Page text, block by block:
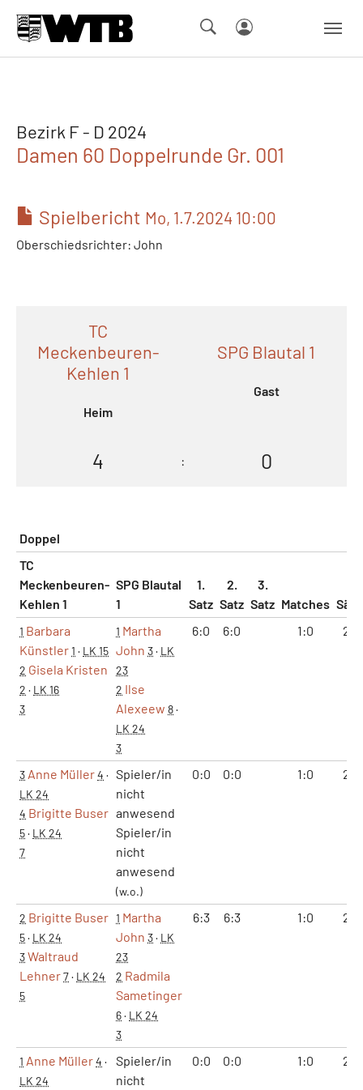
Bezirk F - D 2024
Damen 60 Doppelrunde Gr. 001
Spielbericht Mo, 1.7.2024 10:00
Oberschiedsrichter: John
TC
Meckenbeuren-
Kehlen 1
Heim
SPG Blautal 1
Gast
4 : 0
Doppel
TC
Meckenbeuren-
Kehlen 1
SPG Blautal
1
1.
Satz
2.
Satz
3.
Satz Matches
1 Barbara
Künstler1 · LK 15
2 Gisela Kristen
2 · LK 16
3
1 Martha
John 3· LK
23
2 Ilse
Alexeew 8·
LK 24
3
6:0 6:0 1:0 2:0
3 Anne Müller4 ·
LK 24
4 Brigitte Buser
5· LK 24
7
Spieler/in
nicht
anwesend
Spieler/in
nicht
anwesend
(w.o.)
0:0 0:0 1:0 2:0
2 Brigitte Buser
5· LK 24
3Waltraud
Lehner7· LK 24
5
1 Martha
John 3· LK
23
2 Radmila
Sametinger
6· LK 24
3
6:3 6:3 1:0 2:0
1 Anne Müller4 ·
LK 24
Spieler/in
nicht
0:0 0:0 1:0 2:0